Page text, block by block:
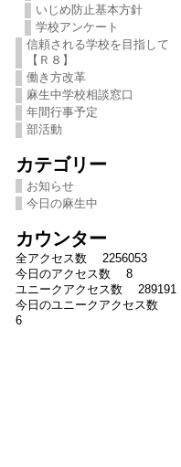
いじめ防止基本方針
学校アンケート
信頼される学校を目指して
【Ｒ８】
働き方改革
麻生中学校相談窓口
年間行事予定
部活動
カテゴリー
お知らせ
今日の麻生中
カウンター
全アクセス数 2256053
今日のアクセス数 8
ユニークアクセス数 289191
今日のユニークアクセス数
6